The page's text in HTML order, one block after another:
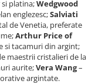
platina;Wedgwood
englezesc;Salviati
de Venetia, preferate
Arthur Price of
si tacamuri din argint;
maestrii cristalieri de la
aurite;Vera Wang–
argintate.